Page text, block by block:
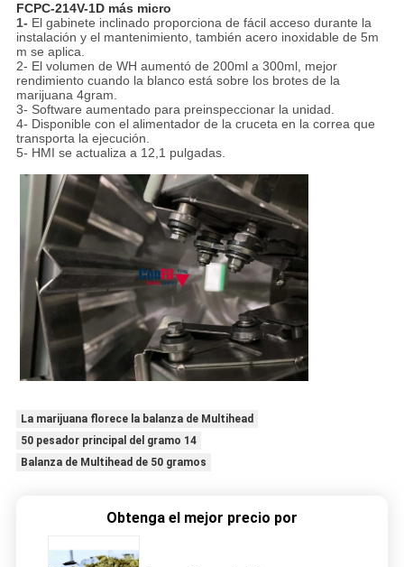
FCPC-214V-1D más micro
1- El gabinete inclinado proporciona de fácil acceso durante la
instalación y el mantenimiento, también acero inoxidable de 5m
m se aplica.
2- El volumen de WH aumentó de 200ml a 300ml, mejor
rendimiento cuando la blanco está sobre los brotes de la
marijuana 4gram.
3- Software aumentado para preinspeccionar la unidad.
4- Disponible con el alimentador de la cruceta en la correa que
transporta la ejecución.
5- HMI se actualiza a 12,1 pulgadas.
La marijuana florece la balanza de Multihead
50 pesador principal del gramo 14
Balanza de Multihead de 50 gramos
Obtenga el mejor precio por